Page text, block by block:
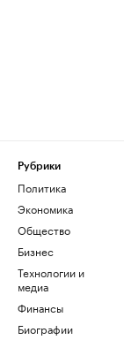
Рубрики
Политика
Экономика
Общество
Бизнес
Технологии и
медиа
Финансы
Биографии